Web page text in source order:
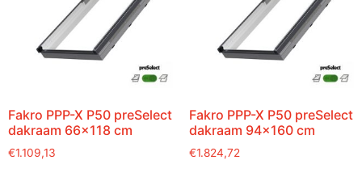
Fakro PPP-X P50 preSelect
dakraam 66×118 cm
€1.109,13
Fakro PPP-X P50 preSelect
dakraam 94×160 cm
€1.824,72